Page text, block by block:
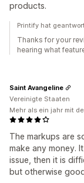
products.
Printify hat
Thanks for your
hearing what
The markups are
make any money.
issue, then it is
but otherwise
Saint Avangeline
Vereinigte Staaten
Mehr als ein jahr mit